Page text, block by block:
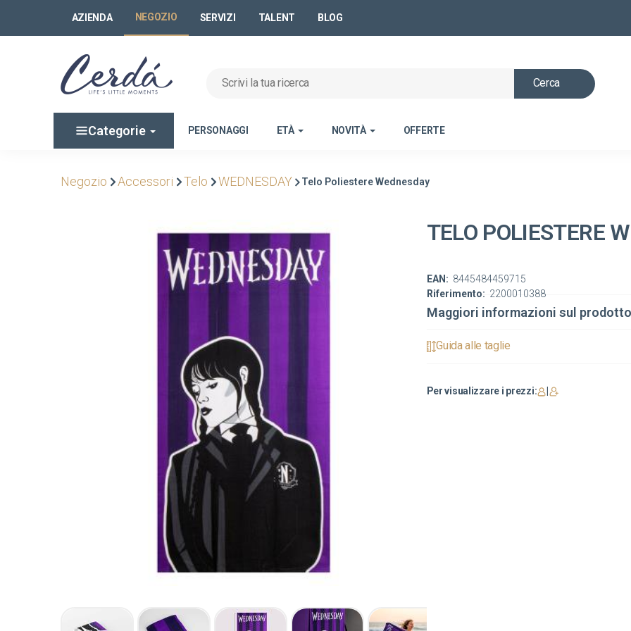
AZIENDA NEGOZIO SERVIZI TALENT BLOG
Cerca
Categorie PERSONAGGI ETÀ NOVITÀ OFFERTE
Negozio Accessori Telo WEDNESDAY Telo Poliestere Wednesday
TELO POLIESTERE
Riferimento: 2200010388
EAN: 8445484459715
Maggiori informazioni sul prodotto
Guida alle taglie
Per visualizzare i prezzi: